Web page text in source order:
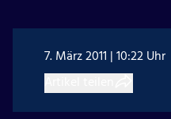
7. März 2011 | 10:22 Uhr